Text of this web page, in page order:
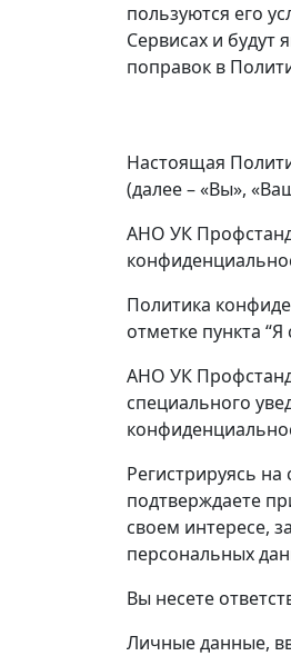
пользуются его
Сервисах и будут
поправок в
Настоящая
(далее – «Вы»,
АНО УК
Политика
отметке пункта
АНО УК
специального
Регистрируясь
подтверждаете
своем интересе,
персональных
Вы несете
Личные данные,